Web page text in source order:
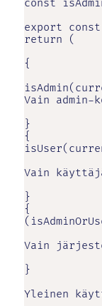
const
export
return (
{
Vain admin-
}
{
Vain
}
{
Vain
}
Yleinen